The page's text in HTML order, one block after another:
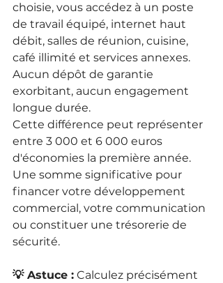
choisie, vous accédez à un poste
de travail équipé, internet haut
débit, salles de réunion, cuisine,
café illimité et services annexes.
Aucun dépôt de garantie
exorbitant, aucun engagement
longue durée.
Cette différence peut représenter
entre 3 000 et 6 000 euros
d'économies la première année.
Une somme significative pour
financer votre développement
commercial, votre communication
ou constituer une trésorerie de
sécurité.
💡 Astuce : Calculez précisément